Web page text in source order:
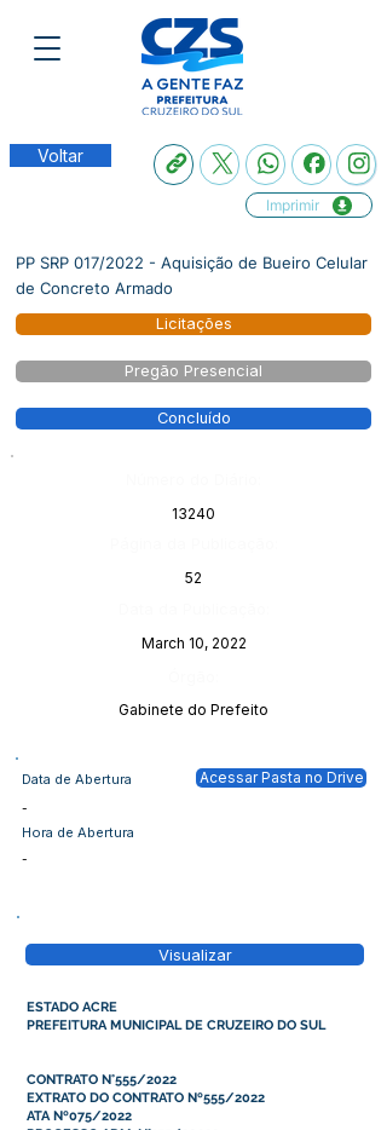
Voltar
Imprimir
PP SRP 017/2022 - Aquisição de Bueiro Celular
de Concreto Armado
Licitações
Pregão Presencial
Concluído
13240
52
March 10, 2022
Gabinete do Prefeito
Data de Abertura
-
Hora de Abertura
Acessar Pasta no Drive
-
Visualizar
ESTADO ACRE
PREFEITURA MUNICIPAL DE CRUZEIRO DO SUL
CONTRATO N°555/2022
EXTRATO DO CONTRATO Nº555/2022
ATA Nº075/2022